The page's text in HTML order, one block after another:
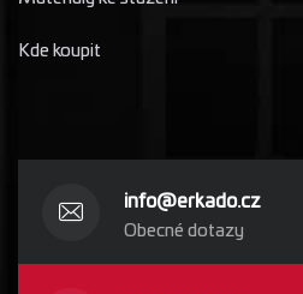
Kde koupit
info@erkado.cz
Obecné dotazy